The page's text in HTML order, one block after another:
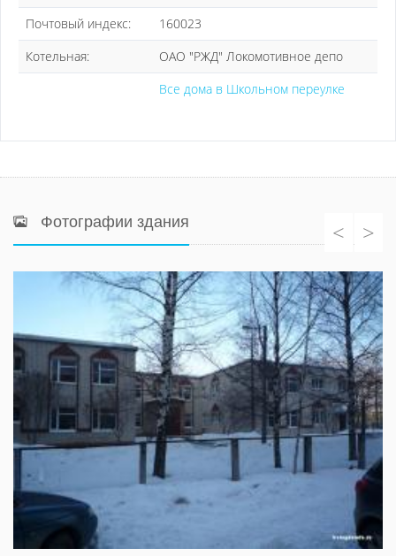
Почтовый индекс:
160023
Котельная:
ОАО "РЖД" Локомотивное депо
Все дома в Школьном переулке
Фотографии здания < >